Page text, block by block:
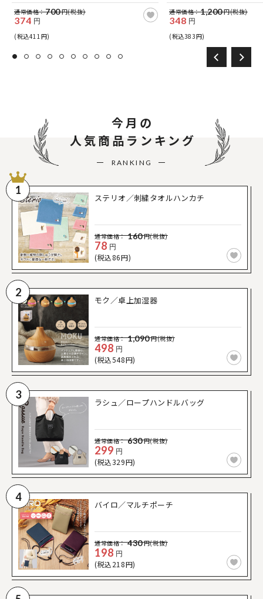
通常価格：700円(税抜)
374 円
(税込411円)
通常価格：1,200円(税抜)
348 円
(税込383円)
今月の
人気商品ランキング
RANKING
1
ステリオ／刺繍タオルハンカチ
通常価格： 160円(税抜)
78 円
(税込86円)
2
モク／卓上加湿器
通常価格： 1,090円(税抜)
498 円
(税込548円)
3
ラシュ／ロープハンドルバッグ
通常価格： 630円(税抜)
299 円
(税込329円)
4
バイロ／マルチポーチ
通常価格： 430円(税抜)
198 円
(税込218円)